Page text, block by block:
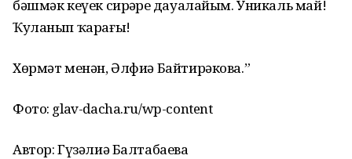
бәшмәк кеүек сирҙәрҙе дауалайым. Уникаль май!
Ҡуланып ҡарағыҙ!
Хөрмәт менән, Әлфиә Байтирәкова.”
Фото: glav-dacha.ru/wp-content
Автор: Гүзәлиә Балтабаева